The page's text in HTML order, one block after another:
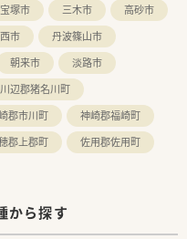
宝塚市 三木市
高砂市
市
丹波篠山市
朝来市
淡路市
川辺郡猪名川町
郡市川町
神崎郡福崎町
郡上郡町
佐用郡佐用町
から探す